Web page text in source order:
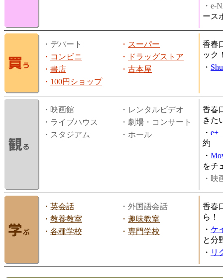
・e-
ース
・デパート ・ スーパー
・ コンビニ ・
ドラッグストア
・ 書店 ・ 古本屋
・ 100円ショップ
香春
ック
・
・映画館
・レンタルビデオ
・ライブハウス
・劇場・コンサート
・スタジアム
・ホール
香春
きた
・ e+
約
・
をチ
・映
・ 英会話
・外国語会話
・ 教養教室 ・ 趣味教室
・ 各種学校 ・ 専門学校
香春
ら！
・ ケ
と分
・ リ